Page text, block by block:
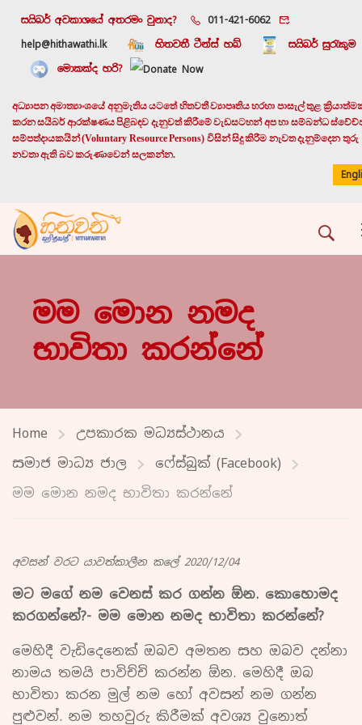
සයිබර් අවකාශයේ අතරමං වුනාද?
011-421-6062
help@hithawathi.lk
හිතවතී ටීන්ස් හබ්
සයිබර් සුරැකුම
මොකක්ද හරි?
අධ්‍යාපන අමාත්‍යාංශයේ අනුමැතිය යටතේ හිතවතී ව්‍යාපෘතිය හරහා පාසැල් තුළ
කරන සයිබර් ආරක්ෂණය පිළිබඳව දැනුවත් කිරීමේ වැඩසටහන් අප හා සම්බන්ධ
සම්පත්දායකයින් (Voluntary Resource Persons) විසින් සිදු කිරීම නැවත දැනුම්දෙන තුරු
නවතා ඇති බව කරුණාවෙන් සලකන්න.
මම මොන නමද
භාවිතා කරන්නේ
Home
උපකාරක මධ්‍යස්ථානය
සමාජ මාධ්‍ය ජාල
ෆේස්බුක් (Facebook)
මම මොන නමද භාවිතා කරන්නේ
අවසන් වරට යාවත්කාලීන කලේ 2020/12/04
මට මගේ නම වෙනස් කර ගන්න ඕන. කොහොමද
කරගන්නේ?- මම මොන නමද භාවිතා කරන්නේ?
මෙහිදී වැඩිදෙනෙක් ඔබව අමතන සහ ඔබව දන්නා
නාමය තමයි පාවිච්චි කරන්න ඕන. මෙහිදී ඔබ
භාවිතා කරන මුල් නම හෝ අවසන් නම ගන්න
පුළුවන්. නම තහවුරු කිරීමක් අවශ්‍ය වුනොත්